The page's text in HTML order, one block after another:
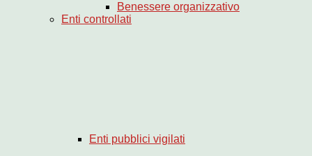
Benessere organizzativo
Enti controllati
Enti pubblici vigilati